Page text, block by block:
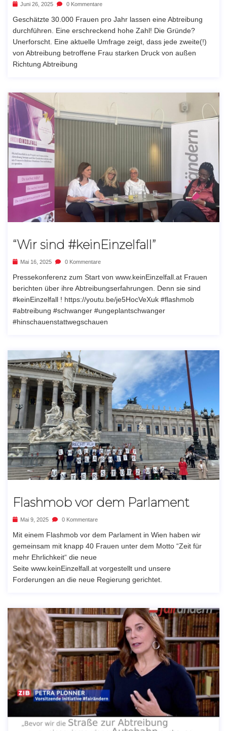
Juni 26, 2025 0 Kommentare
Geschätzte 30.000 Frauen pro Jahr lassen eine Abtreibung
durchführen. Eine erschreckend hohe Zahl! Die Gründe?
Unerforscht. Eine aktuelle Umfrage zeigt, dass jede zweite(!)
von Abtreibung betroffene Frau starken Druck von außen
Richtung Abtreibung
“Wir sind #keinEinzelfall”
Mai 16, 2025 0 Kommentare
Pressekonferenz zum Start von www.keinEinzelfall.at Frauen
berichten über ihre Abtreibungserfahrungen. Denn sie sind
#keinEinzelfall ! https://youtu.be/je5HocVeXuk #flashmob
#abtreibung #schwanger #ungeplantschwanger
#hinschauenstattwegschauen
Flashmob vor dem Parlament
Mai 9, 2025 0 Kommentare
Mit einem Flashmob vor dem Parlament in Wien haben wir
gemeinsam mit knapp 40 Frauen unter dem Motto “Zeit für
mehr Ehrlichkeit“ die neue
Seite www.keinEinzelfall.at vorgestellt und unsere
Forderungen an die neue Regierung gerichtet.